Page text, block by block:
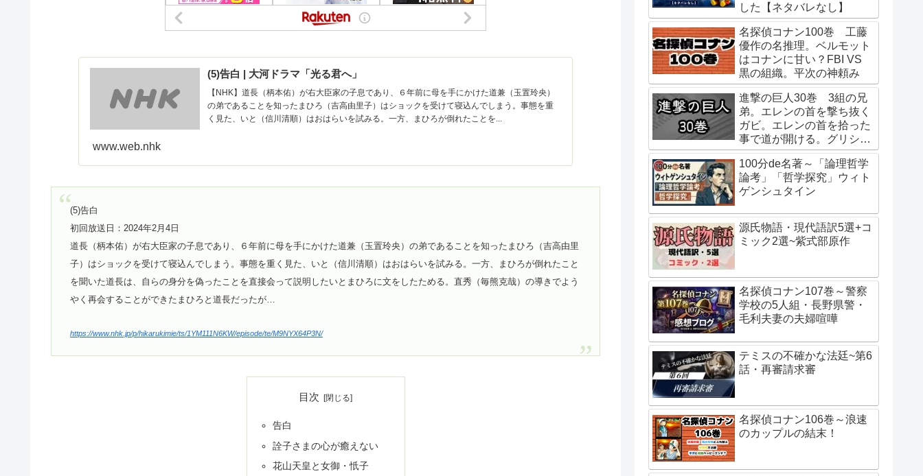
(5)告白 | 大河ドラマ「光る君へ」
【NHK】道長（柄本佑）が右大臣家の子息であり、６年前に母を手にかけた道兼（玉置玲央）
の弟であることを知ったまひろ（吉高由里子）はショックを受けて寝込んでしまう。事態を重
く見た、いと（信川清順）はおはらいを試みる。一方、まひろが倒れたことを...
www.web.nhk
(5)告白
初回放送日：2024年2月4日
道長（柄本佑）が右大臣家の子息であり、６年前に母を手にかけた道兼（玉置玲央）の弟であることを知ったまひろ（吉高由里
子）はショックを受けて寝込んでしまう。事態を重く見た、いと（信川清順）はおはらいを試みる。一方、まひろが倒れたこと
を聞いた道長は、自らの身分を偽ったことを直接会って説明したいとまひろに文をしたためる。直秀（毎熊克哉）の導きでよう
やく再会することができたまひろと道長だったが…
https://www.nhk.jp/p/hikarukimie/ts/1YM111N6KW/episode/te/M9NYX64P3N/
目次
告白
詮子さまの心が癒えない
花山天皇と女御・忯子
した【ネタバレなし】
名探偵コナン100巻 工藤
優作の名推理。ベルモット
はコナンに甘い？FBI VS
黒の組織。平次の神頼み
進撃の巨人30巻 3組の兄
弟。エレンの首を撃ち抜く
ガビ。エレンの首を拾った
事で道が開ける。グリシャ
の行動はエレンの指示。始
祖ユミルの巨人化は虫との
接触？二千年前からユミル
が待っていたもの。
100分de名著～「論理哲学
論考」「哲学探究」ウィト
ゲンシュタイン
源氏物語・現代語訳5選+コ
ミック2選~紫式部原作
名探偵コナン107巻～警察
学校の5人組・長野県警・
毛利夫妻の夫婦喧嘩
テミスの不確かな法廷~第6
話・再審請求審
名探偵コナン106巻～浪速
のカップルの結末！